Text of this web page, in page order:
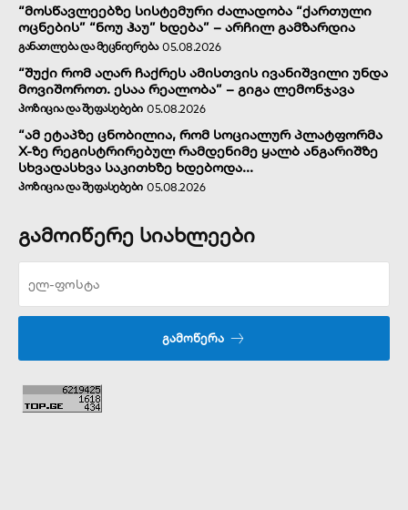
“მოსწავლეებზე სისტემური ძალადობა “ქართული
ოცნების” “ნოუ ჰაუ” ხდება” – არჩილ გამზარდია
ᲒᲐᲜᲐᲗᲚᲔᲑᲐ ᲓᲐ ᲛᲔᲪᲜᲘᲔᲠᲔᲑᲐ 05.08.2026
“შუქი რომ აღარ ჩაქრეს ამისთვის ივანიშვილი უნდა
მოვიშოროთ. ესაა რეალობა” – გიგა ლემონჯავა
ᲞᲝᲖᲘᲪᲘᲐ ᲓᲐ ᲨᲔᲤᲐᲡᲔᲑᲔᲑᲘ 05.08.2026
“ამ ეტაპზე ცნობილია, რომ სოციალურ პლატფორმა
X-ზე რეგისტრირებულ რამდენიმე ყალბ ანგარიშზე
სხვადასხვა საკითხზე ხდებოდა...
ᲞᲝᲖᲘᲪᲘᲐ ᲓᲐ ᲨᲔᲤᲐᲡᲔᲑᲔᲑᲘ 05.08.2026
გამოიწერე სიახლეები
ᲒᲐᲛᲝᲬᲔᲠᲐ